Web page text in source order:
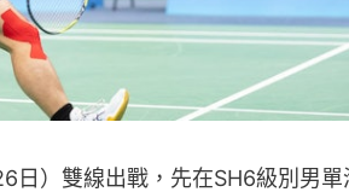
日）雙線出戰，先在SH6級別男單